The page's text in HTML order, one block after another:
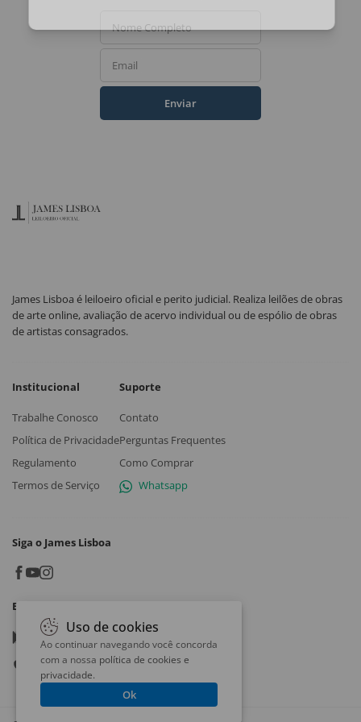
Nome Completo
Email
Enviar
James Lisboa é leiloeiro oficial e perito judicial. Realiza leilões de obras
de arte online, avaliação de acervo individual ou de espólio de obras
de artistas consagrados.
Institucional
Trabalhe Conosco
Política de Privacidade
Regulamento
Termos de Serviço
Suporte
Contato
Perguntas Frequentes
Como Comprar
Whatsapp
Siga o James Lisboa
Baixe o App
Google play
App store
Uso de cookies
Ao continuar navegando você concorda
com a nossa política de cookies e
privacidade.
Ok